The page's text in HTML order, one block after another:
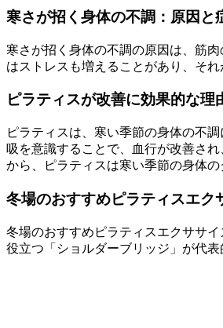
寒さが招く身体の不調：原因と
寒さが招く身体の不調の原因は、筋
はストレスも増えることがあり、そ
ピラティスが改善に効果的な理
ピラティスは、寒い季節の身体の不
吸を意識することで、血行が改善さ
から、ピラティスは寒い季節の身体の
冬場のおすすめピラティスエク
冬場のおすすめピラティスエクササ
役立つ「ショルダーブリッジ」が代